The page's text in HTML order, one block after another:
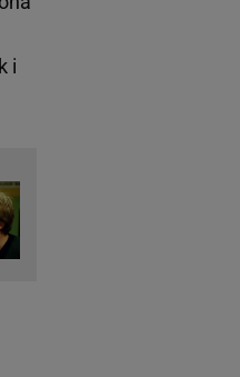
i